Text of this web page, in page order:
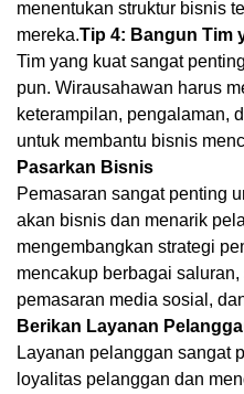
menentukan struktur bisnis
mereka.Tip 4: Bangun Tim
Tim yang kuat sangat
pun. Wirausahawan harus
keterampilan, pengalaman,
untuk membantu bisnis
Pasarkan Bisnis
Pemasaran sangat penting
akan bisnis dan menarik
mengembangkan strategi
mencakup berbagai
pemasaran media sosial,
Berikan Layanan
Layanan pelanggan sangat
loyalitas pelanggan dan